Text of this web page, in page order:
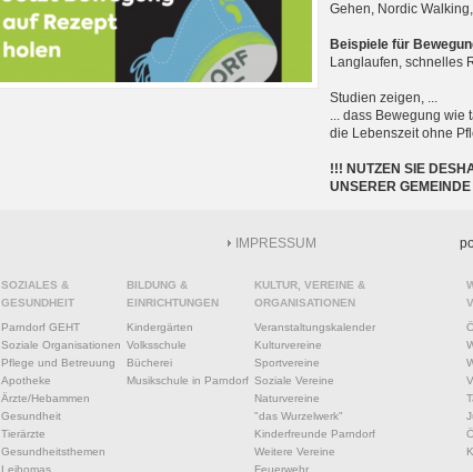
Gehen, Nordic
Beispiele für
Langlaufen, schnelles
Studien zeigen, ...
... dass Bewegung wie
die Lebenszeit ohne
!!! NUTZEN SIE
UNSERER
IMPRESSUM
SOZIALES &
GESUNDHEIT
Parndorf GEHT
Soziale Organisationen
Pflege und Betreuung
Apotheke
Ärzte/Hebammen
Gesundheit
Tierärzte
Gesundheitsthemen
Leihomas
BILDUNG &
EINRICHTUNGEN
Kindergärten
Volksschule
Bücherei
Musikschule in Parndorf
KULTUR, VEREINE &
ORGANISATIONEN
Veranstaltungskalender
Kulturvereine
Sportvereine
Soziale Vereine
Naturvereine
"das Wurzelwerk"
Kinderfreunde Parndorf
Weitere Vereine
Feuerwehr